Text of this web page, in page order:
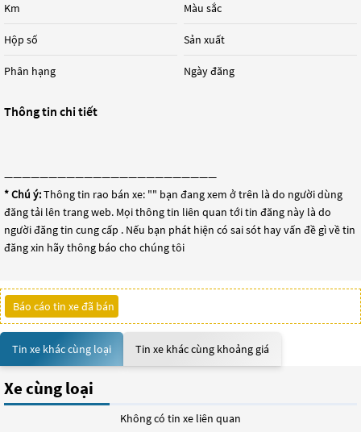
Km
Hộp số
Phân hạng
Màu sắc
Sản xuất
Ngày đăng
Thông tin chi tiết
————————————————————————
* Chú ý:Thông tin rao bán xe: "" bạn đang xem ở trên là do người dùng
đăng tải lên trang web. Mọi thông tin liên quan tới tin đăng này là do
người đăng tin cung cấp . Nếu bạn phát hiện có sai sót hay vấn đề gì về tin
đăng xin hãy thông báo cho chúng tôi
Báo cáo tin xe đã bán
Tin xe khác cùng loại Tin xe khác cùng khoảng giá
Xe cùng loại
Không có tin xe liên quan